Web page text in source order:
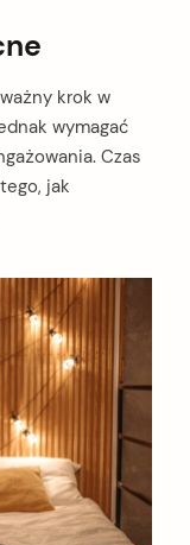
krok w
wymagać
Czas
jak